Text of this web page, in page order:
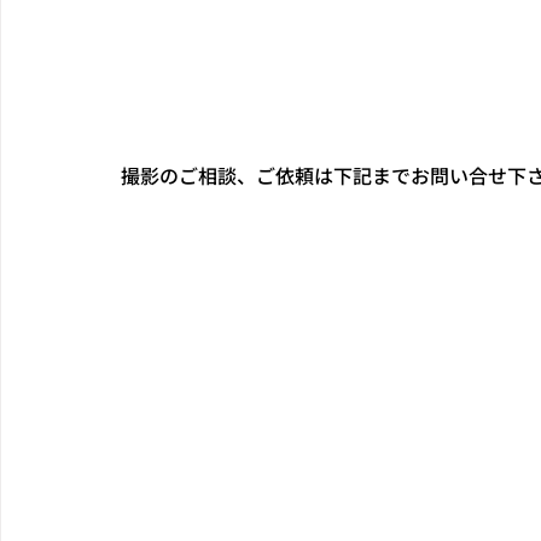
撮影のご相談、ご依頼は下記までお問い合せ下